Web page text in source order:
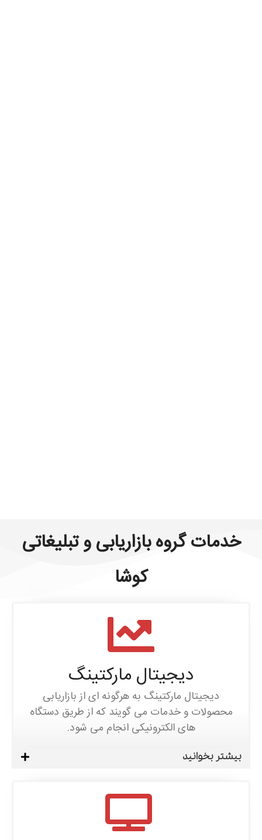
خدمات گروه بازاریابی و تبلیغاتی
کوشا
دیجیتال مارکتینگ
دیجیتال مارکتینگ به هرگونه ای از بازاریابی
محصولات و خدمات می گویند که از طریق دستگاه
های الکترونیکی انجام می‌ شود.
بیشتر بخوانید